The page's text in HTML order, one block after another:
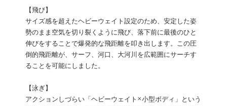
【飛び】
サイズ感を超えたヘビーウェイト設定のため、安定した姿
勢のまま空気を切り裂くように飛び、落下前に最後のひと
伸びをすることで爆発的な飛距離を叩き出します。この圧
倒的飛距離が、サーフ、河口、大河川を広範囲にサーチす
ることを可能にしました。
【泳ぎ】
アクションしづらい「ヘビーウェイト×小型ボディ」という